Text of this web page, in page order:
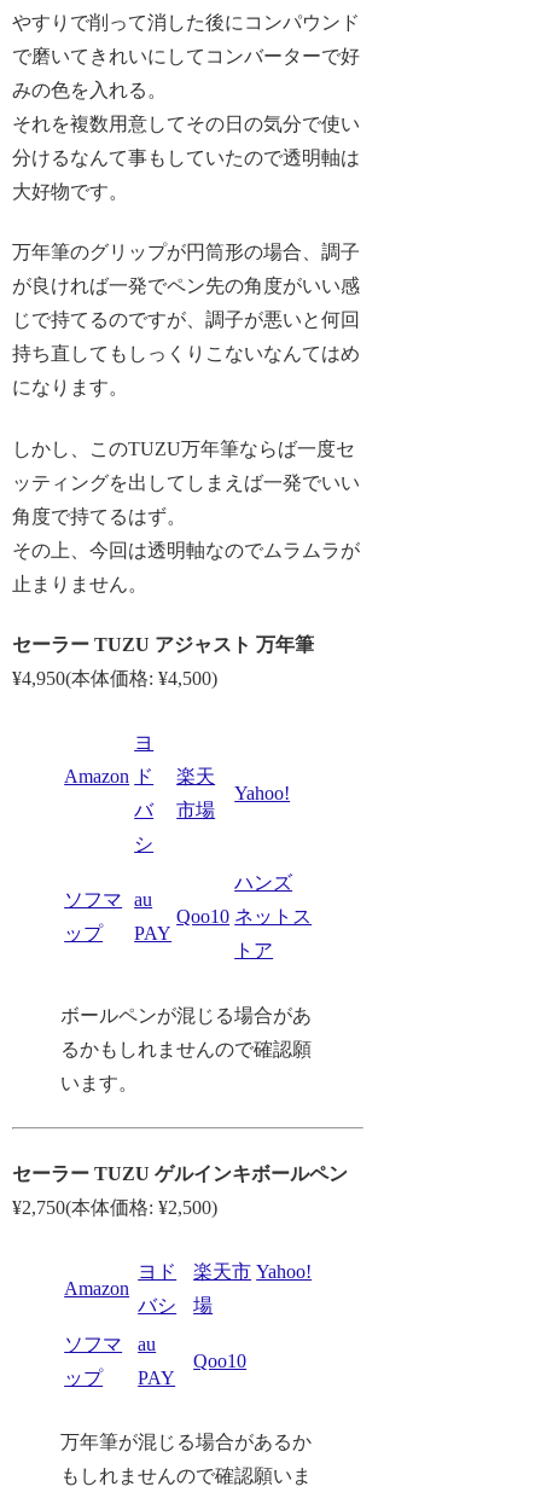
やすりで削って消した後にコンパウンド
で磨いてきれいにしてコンバーターで好
みの色を入れる。
それを複数用意してその日の気分で使い
分けるなんて事もしていたので透明軸は
大好物です。
万年筆のグリップが円筒形の場合、調子
が良ければ一発でペン先の角度がいい感
じで持てるのですが、調子が悪いと何回
持ち直してもしっくりこないなんてはめ
になります。
しかし、このTUZU万年筆ならば一度セ
ッティングを出してしまえば一発でいい
角度で持てるはず。
その上、今回は透明軸なのでムラムラが
止まりません。
セーラー TUZU アジャスト 万年筆
¥4,950(本体価格: ¥4,500)
Amazon
ヨ
ド
バ
シ
楽天
市場
Yahoo!
ソフマ
ップ
au
PAY
Qoo10
ハンズ
ネットス
トア
ボールペンが混じる場合があ
るかもしれませんので確認願
います。
セーラー TUZU ゲルインキボールペン
¥2,750(本体価格: ¥2,500)
Amazon
ヨド
バシ
楽天市
場
Yahoo!
ソフマ
ップ
au
PAY
Qoo10
万年筆が混じる場合があるか
もしれませんので確認願いま